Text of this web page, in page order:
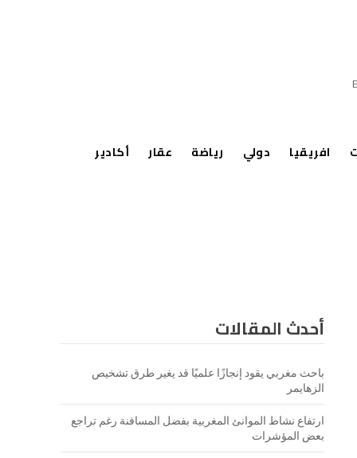
افريقيا دولي رياضة عقار أكادير
أحدث المقالات
باحث مغربي يقود إنجازًا علميًا قد يغير طرق تشخيص
الزهايمر
ارتفاع نشاط الموانئ المغربية بفضل المسافنة رغم تراجع
بعض المؤشرات